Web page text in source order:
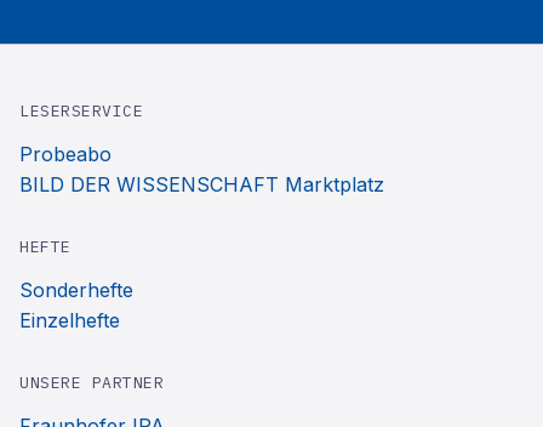
LESERSERVICE
Probeabo
BILD DER WISSENSCHAFT Marktplatz
HEFTE
Sonderhefte
Einzelhefte
UNSERE PARTNER